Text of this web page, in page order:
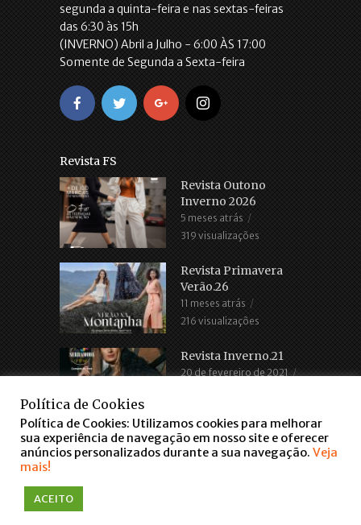
segunda a quinta-feira e nas sextas-feiras
das 6:30 às 15h
(INVERNO) Abril a Julho - 6:00 ÀS 17:00
Somente de Segunda a Sexta-feira
Revista FS
Revista Outono
Inverno 2026
5 meses atrás
319 visualizações
Revista Primavera
Verão.26
11 meses atrás
216 visualizações
Revista Inverno.21
20 de fevereiro de 2021
COPYRIGHT © 2016. TODOS OS DIREITOS RESERVADOS
falar via WhatsApp
Política de Cookies
Política de Cookies: Utilizamos cookies para melhorar
sua experiência de navegação em nosso site e oferecer
anúncios personalizados durante a sua navegação. Veja
mais!
ACEITO